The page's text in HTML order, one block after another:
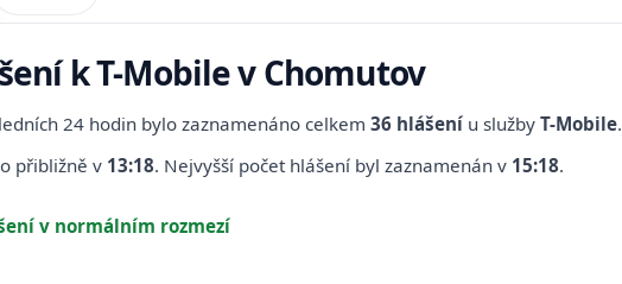
k T-Mobile v Chomutov
24 hodin bylo zaznamenáno celkem 36 hlášení u služby T-Mobile.
přibližně v 13:18. Nejvyšší počet hlášení byl zaznamenán v 15:18.
v normálním rozmezí